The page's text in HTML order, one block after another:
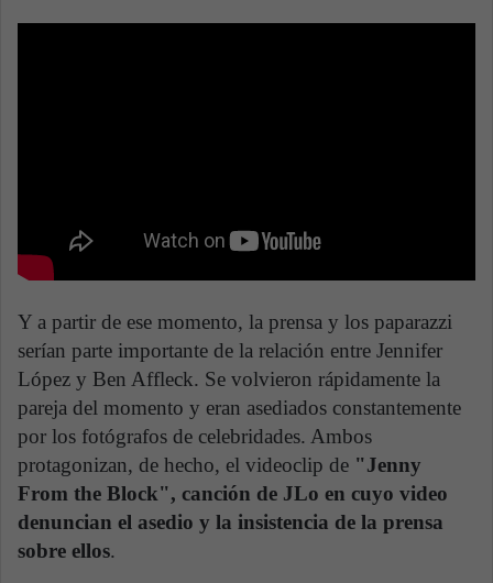
Y a partir de ese momento, la prensa y los paparazzi
serían parte importante de la relación entre Jennifer
López y Ben Affleck. Se volvieron rápidamente la
pareja del momento y eran asediados constantemente
por los fotógrafos de celebridades. Ambos
protagonizan, de hecho, el videoclip de "Jenny
From the Block", canción de JLo en cuyo video
denuncian el asedio y la insistencia de la prensa
sobre ellos.